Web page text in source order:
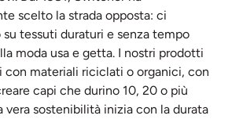
scelto la strada opposta: ci
tessuti duraturi e senza tempo
moda usa e getta. I nostri prodotti
con materiali riciclati o organici, con
capi che durino 10, 20 o più
vera sostenibilità inizia con la durata